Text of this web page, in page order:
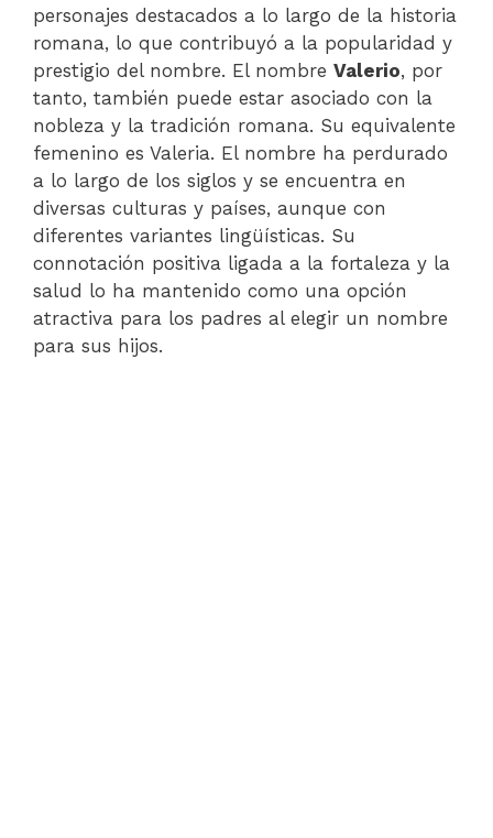
personajes destacados a lo largo de la historia
romana, lo que contribuyó a la popularidad y
prestigio del nombre. El nombre Valerio, por
tanto, también puede estar asociado con la
nobleza y la tradición romana. Su equivalente
femenino es Valeria. El nombre ha perdurado
a lo largo de los siglos y se encuentra en
diversas culturas y países, aunque con
diferentes variantes lingüísticas. Su
connotación positiva ligada a la fortaleza y la
salud lo ha mantenido como una opción
atractiva para los padres al elegir un nombre
para sus hijos.